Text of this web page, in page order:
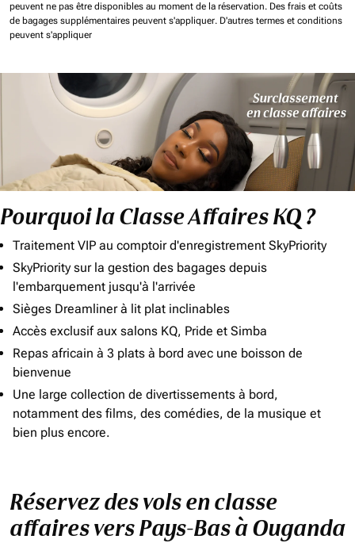
peuvent ne pas être disponibles au moment de la réservation. Des frais et coûts
de bagages supplémentaires peuvent s'appliquer. D'autres termes et conditions
peuvent s'appliquer
Pourquoi la Classe Affaires KQ ?
Traitement VIP au comptoir d'enregistrement SkyPriority
SkyPriority sur la gestion des bagages depuis
l'embarquement jusqu'à l'arrivée
Sièges Dreamliner à lit plat inclinables
Accès exclusif aux salons KQ, Pride et Simba
Repas africain à 3 plats à bord avec une boisson de
bienvenue
Une large collection de divertissements à bord,
notamment des films, des comédies, de la musique et
bien plus encore.
Réservez des vols en classe
affaires vers Pays-Bas à Ouganda